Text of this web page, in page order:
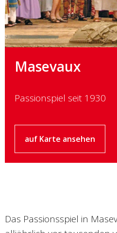
Masevaux
Passionspiel seit 1930
auf Karte ansehen
Das Passionsspiel in